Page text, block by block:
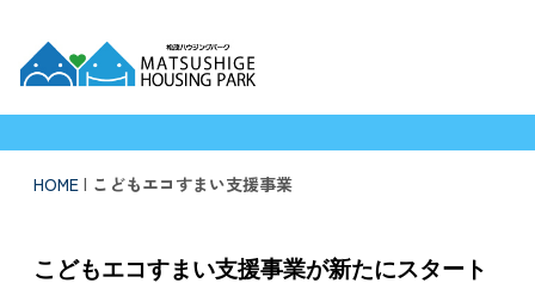
HOME | こどもエコすまい支援事業
こどもエコすまい支援事業が新たにスタート